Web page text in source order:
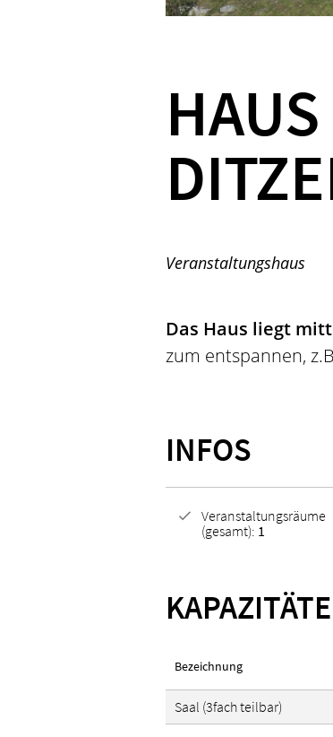
Veranstaltungshaus
Das Haus liegt
zum entspannen,
INFOS
Veranstaltungsräume
(gesamt): 1
Bezeichnung
Saal (3fach teilbar)